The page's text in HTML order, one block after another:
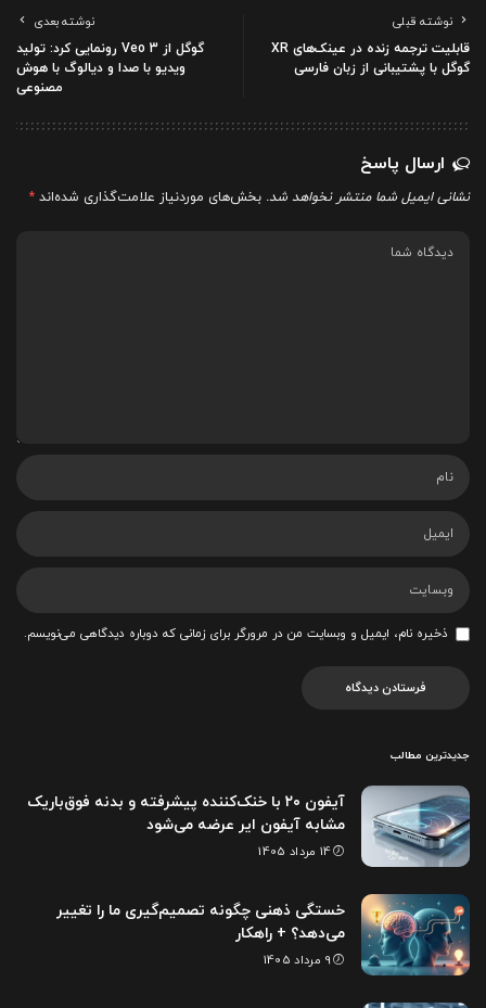
نوشته قبلی
قابلیت ترجمه زنده در عینک‌های XR
گوگل با پشتیبانی از زبان فارسی
نوشته بعدی
گوگل از Veo 3 رونمایی کرد: تولید
ویدیو با صدا و دیالوگ با هوش
مصنوعی
ارسال پاسخ
نشانی ایمیل شما منتشر نخواهد شد. بخش‌های موردنیاز علامت‌گذاری شده‌اند *
ذخیره نام، ایمیل و وبسایت من در مرورگر برای زمانی که دوباره دیدگاهی می‌نویسم.
جدیدترین مطالب
آیفون ۲۰ با خنک‌کننده پیشرفته و بدنه فوق‌باریک
مشابه آیفون ایر عرضه می‌شود
14 مرداد 1405
خستگی ذهنی چگونه تصمیم‌گیری ما را تغییر
می‌دهد؟ + راهکار
9 مرداد 1405